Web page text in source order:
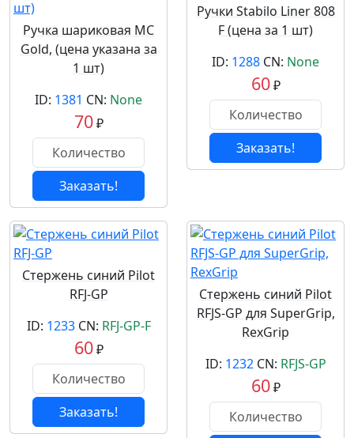
Ручка шариковая MC
Gold, (цена указана за
1 шт)
ID: 1381 CN: None
70₽
Заказать!
Ручки Stabilo Liner 808
F (цена за 1 шт)
ID: 1288 CN: None
60₽
Заказать!
Стержень синий Pilot
RFJ-GP
ID: 1233CN: RFJ-GP-F
60₽
Заказать!
Стержень синий Pilot
RFJS-GP для SuperGrip,
RexGrip
ID: 1232CN: RFJS-GP
60₽